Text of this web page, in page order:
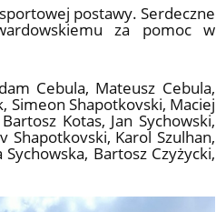
postawy. Serdeczne
za pomoc w
Cebula, Mateusz Cebula,
Simeon Shapotkovski, Maciej
Kotas, Jan Sychowski,
Shapotkovski, Karol Szulhan,
Bartosz Czyżycki,